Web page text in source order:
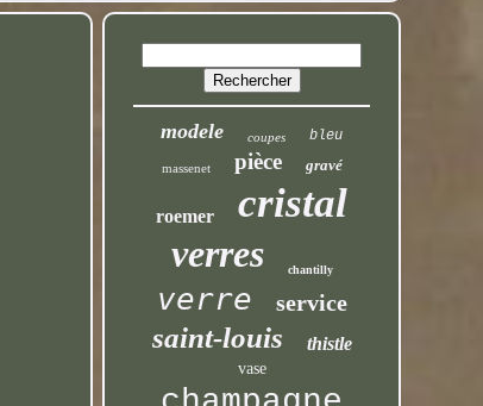
modele coupes bleu
massenet pièce gravé
roemer cristal
verres chantilly
verre service
saint-louis thistle
vase